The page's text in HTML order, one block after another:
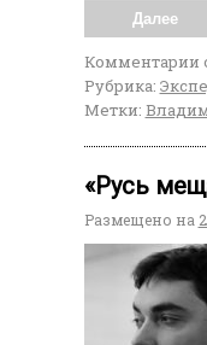
Далее
Комментарии
Рубрика:
Метки:
«Русь
Размещено на